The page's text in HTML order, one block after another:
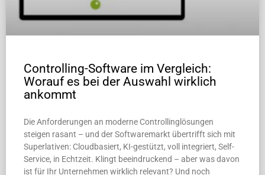
Controlling-Software im Vergleich:
Worauf es bei der Auswahl wirklich
ankommt
Die Anforderungen an moderne Controllinglösungen
steigen rasant – und der Softwaremarkt übertrifft sich mit
Superlativen: Cloudbasiert, KI-gestützt, voll integriert, Self-
Service, in Echtzeit. Klingt beeindruckend – aber was davon
ist für Ihr Unternehmen wirklich relevant? Und noch